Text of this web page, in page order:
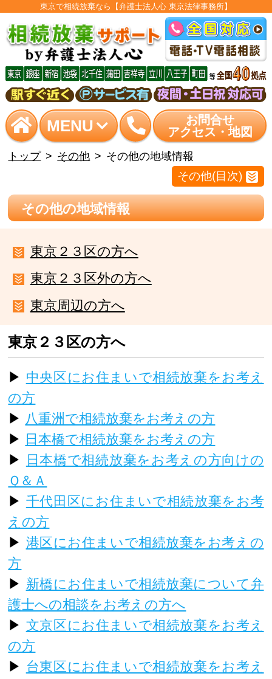
東京で相続放棄なら【弁護士法人心 東京法律事務所】
MENU
お問合せ
アクセス・地図
トップ その他 その他の地域情報
その他(目次)
その他の地域情報
東京２３区の方へ
東京２３区外の方へ
東京周辺の方へ
東京２３区の方へ
▶ 中央区にお住まいで相続放棄をお考え
の方
▶ 八重洲で相続放棄をお考えの方
▶ 日本橋で相続放棄をお考えの方
▶ 日本橋で相続放棄をお考えの方向けの
Ｑ＆Ａ
▶ 千代田区にお住まいで相続放棄をお考
えの方
▶ 港区にお住まいで相続放棄をお考えの
方
▶ 新橋にお住まいで相続放棄について弁
護士への相談をお考えの方へ
▶ 文京区にお住まいで相続放棄をお考え
の方
▶ 台東区にお住まいで相続放棄をお考え